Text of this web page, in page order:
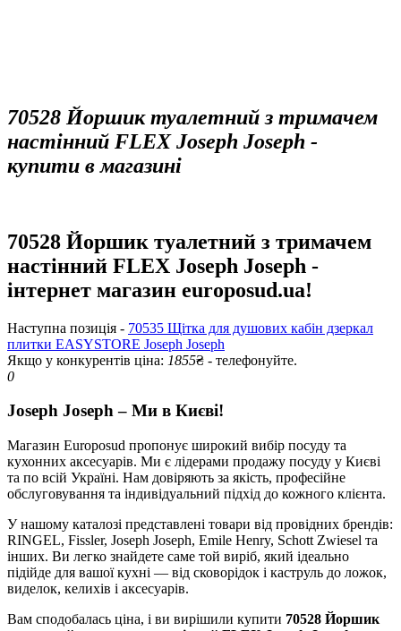
70528 Йоршик туалетний з тримачем
настінний FLEX Joseph Joseph -
купити в магазині
70528 Йоршик туалетний з тримачем
настінний FLEX Joseph Joseph -
інтернет магазин europosud.ua!
Наступна позиція - 70535 Щітка для душових кабін дзеркал
плитки EASYSTORE Joseph Joseph
Якщо у конкурентів ціна: 1855₴ - телефонуйте.
0
Joseph Joseph – Ми в Києві!
Магазин Europosud пропонує широкий вибір посуду та
кухонних аксесуарів. Ми є лідерами продажу посуду у Києві
та по всій Україні. Нам довіряють за якість, професійне
обслуговування та індивідуальний підхід до кожного клієнта.
У нашому каталозі представлені товари від провідних брендів:
RINGEL, Fissler, Joseph Joseph, Emile Henry, Schott Zwiesel та
інших. Ви легко знайдете саме той виріб, який ідеально
підійде для вашої кухні — від сковорідок і каструль до ложок,
виделок, келихів і аксесуарів.
Вам сподобалась ціна, і ви вирішили купити 70528 Йоршик